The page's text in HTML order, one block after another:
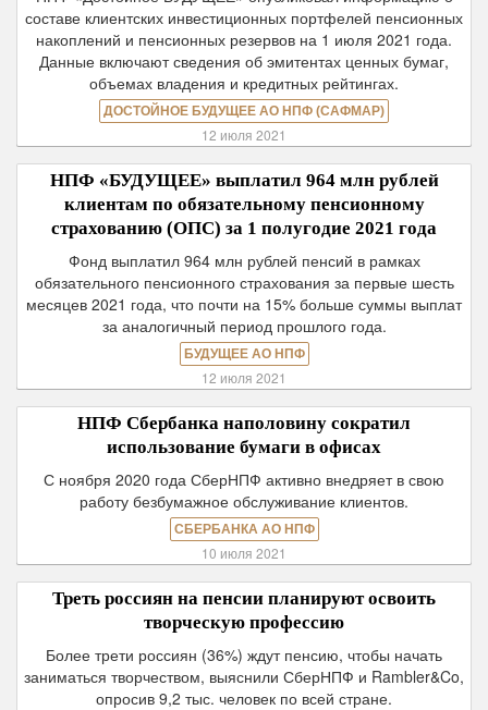
составе клиентских инвестиционных портфелей пенсионных
накоплений и пенсионных резервов на 1 июля 2021 года.
Данные включают сведения об эмитентах ценных бумаг,
объемах владения и кредитных рейтингах.
ДОСТОЙНОЕ БУДУЩЕЕ АО НПФ (САФМАР)
12 июля 2021
НПФ «БУДУЩЕЕ» выплатил 964 млн рублей
клиентам по обязательному пенсионному
страхованию (ОПС) за 1 полугодие 2021 года
Фонд выплатил 964 млн рублей пенсий в рамках
обязательного пенсионного страхования за первые шесть
месяцев 2021 года, что почти на 15% больше суммы выплат
за аналогичный период прошлого года.
БУДУЩЕЕ АО НПФ
12 июля 2021
НПФ Сбербанка наполовину сократил
использование бумаги в офисах
С ноября 2020 года СберНПФ активно внедряет в свою
работу безбумажное обслуживание клиентов.
СБЕРБАНКА АО НПФ
10 июля 2021
Треть россиян на пенсии планируют освоить
творческую профессию
Более трети россиян (36%) ждут пенсию, чтобы начать
заниматься творчеством, выяснили СберНПФ и Rambler&Co,
опросив 9,2 тыс. человек по всей стране.